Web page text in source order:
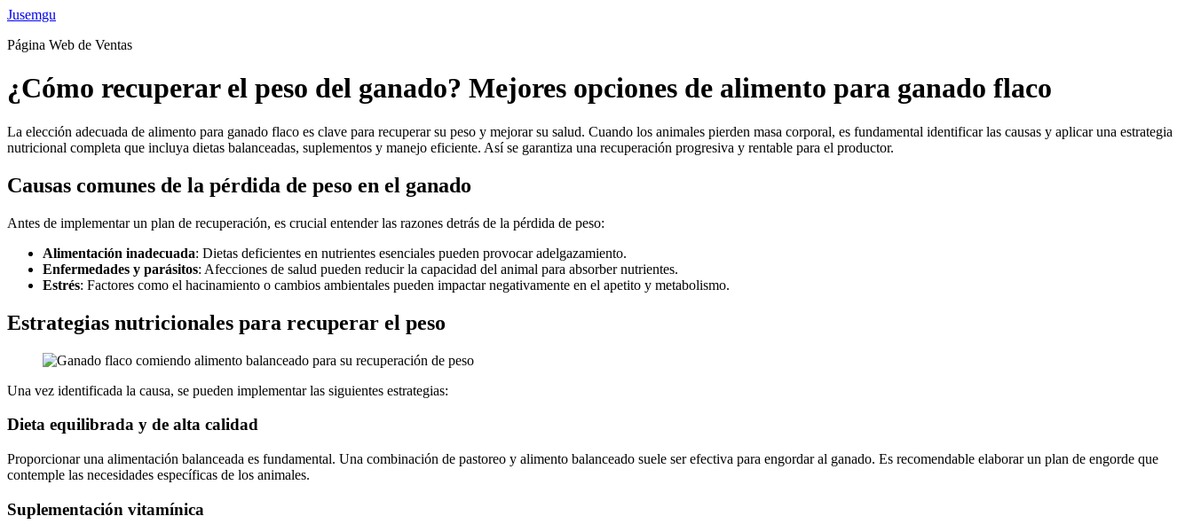
Ir
contenido
Jusemgu
Página Web de Ventas
¿Cómo recuperar el peso del ganado? Mejores opciones de alimento para ganado flaco
La elección adecuada de alimento para ganado flaco es clave para recuperar su peso y mejorar su salud. Cuando los animales pierden masa corporal, es fundamental identificar las causas y aplicar una estrategia
nutricional completa que incluya dietas balanceadas, suplementos y manejo eficiente. Así se garantiza una recuperación progresiva y rentable para el productor.
Causas comunes de la pérdida de peso en el ganado
Antes de implementar un plan de recuperación, es crucial entender las razones detrás de la pérdida de peso:
Alimentación inadecuada: Dietas deficientes en nutrientes esenciales pueden provocar adelgazamiento.
Enfermedades y parásitos: Afecciones de salud pueden reducir la capacidad del animal para absorber nutrientes.
Estrés: Factores como el hacinamiento o cambios ambientales pueden impactar negativamente en el apetito y metabolismo.
Estrategias nutricionales para recuperar el peso
Una vez identificada la causa, se pueden implementar las siguientes estrategias:
Dieta equilibrada y de alta calidad
Proporcionar una alimentación balanceada es fundamental. Una combinación de pastoreo y alimento balanceado suele ser efectiva para engordar al ganado. Es recomendable elaborar un plan de engorde que
contemple las necesidades específicas de los animales.
Suplementación vitamínica